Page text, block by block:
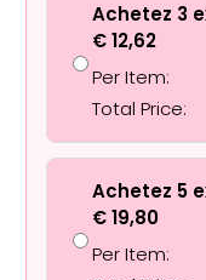
Achetez 3
€12,62
Per Item:
Total Price:
Achetez 5
€19,80
Per Item: